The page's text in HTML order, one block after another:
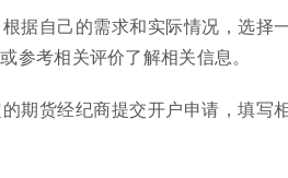
据自己的需求和实际情况，选择
参考相关评价了解相关信息。
期货经纪商提交开户申请，填写